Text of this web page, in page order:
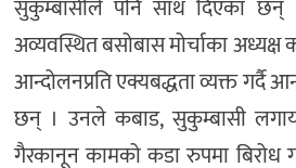
सुकुम्बासीले पनि साथ दिएका
अव्यवस्थित बसोबास मोर्चाका
आन्दोलनप्रति एक्यबद्धता व्यक्त गर्दै
छन् । उनले कबाड, सुकुम्बासी
गैरकानून कामको कडा रुपमा बिरोध